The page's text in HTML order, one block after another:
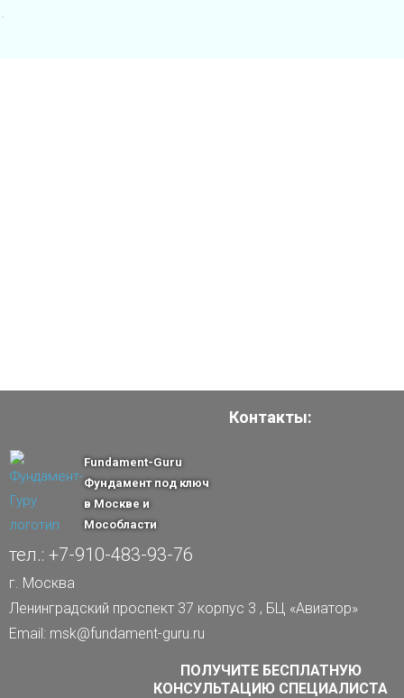
Контакты:
Fundament-Guru
Фундамент под ключ
в Москве и
Мособласти
тел.: +7-910-483-93-76
г. Москва
Ленинградский проспект 37 корпус 3 , БЦ «Авиатор»
Email: msk@fundament-guru.ru
ПОЛУЧИТЕ БЕСПЛАТНУЮ
КОНСУЛЬТАЦИЮ СПЕЦИАЛИСТА